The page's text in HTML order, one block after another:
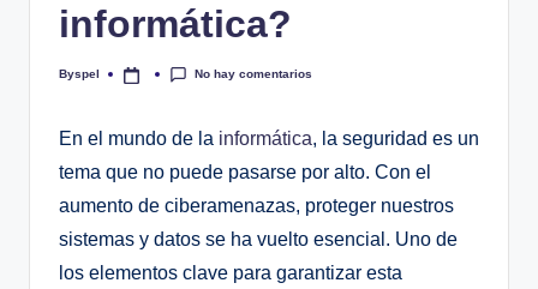
informática?
Publicado
Byspel No hay comentarios
En el mundo de la informática, la seguridad es un
tema que no puede pasarse por alto. Con el
aumento de ciberamenazas, proteger nuestros
sistemas y datos se ha vuelto esencial. Uno de
los elementos clave para garantizar esta